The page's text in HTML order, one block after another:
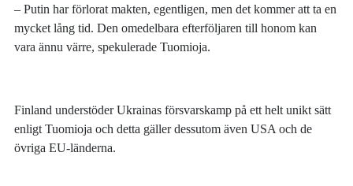
– Putin har förlorat makten, egentligen, men det kommer att ta en
mycket lång tid. Den omedelbara efterföljaren till honom kan
vara ännu värre, spekulerade Tuomioja.
Finland understöder Ukrainas försvarskamp på ett helt unikt sätt
enligt Tuomioja och detta gäller dessutom även USA och de
övriga EU-länderna.